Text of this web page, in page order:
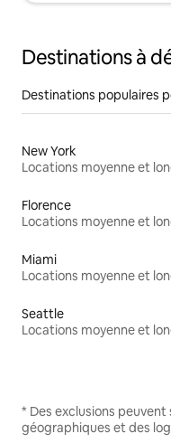
Destinations à
Destinations populaires
New York
Florence
Miami
Seattle
* Des exclusions
géographiques et des